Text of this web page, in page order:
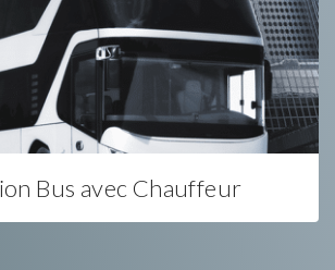
Bus avec Chauffeur